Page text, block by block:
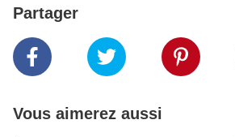
Partager
Vous aimerez aussi